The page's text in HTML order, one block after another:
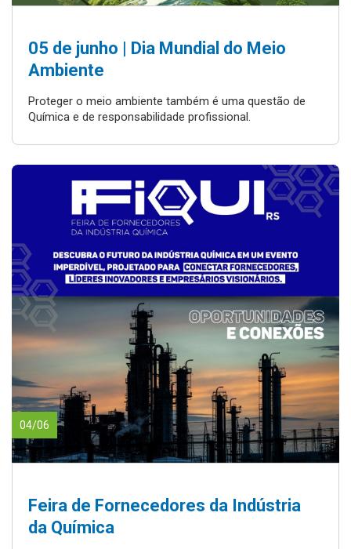
05 de junho | Dia Mundial do Meio
Ambiente
Proteger o meio ambiente também é uma questão de
Química e de responsabilidade profissional.
04/06
Feira de Fornecedores da Indústria
da Química